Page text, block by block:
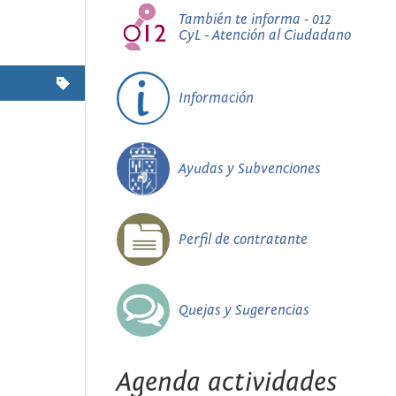
También te informa - 012
CyL - Atención al Ciudadano
Información
Ayudas y Subvenciones
Perfil de contratante
Quejas y Sugerencias
Agenda actividades